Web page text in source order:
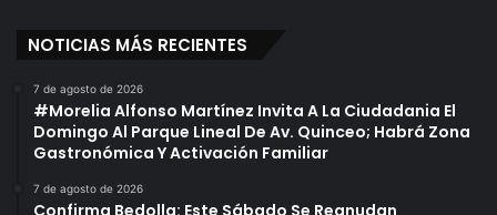
NOTICIAS MÁS RECIENTES
7 de agosto de 2026
#Morelia Alfonso Martínez Invita A La Ciudadania El
Domingo Al Parque Lineal De Av. Quinceo; Habrá Zona
Gastronómica Y Activación Familiar
7 de agosto de 2026